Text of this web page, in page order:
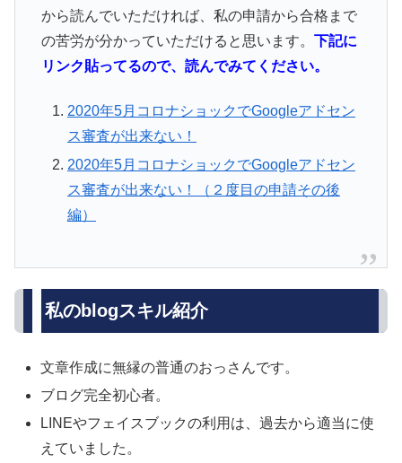
から読んでいただければ、私の申請から合格まで
の苦労が分かっていただけると思います。 下記に
リンク貼ってるので、読んでみてください。
2020年5月コロナショックでGoogleアドセン
ス審査が出来ない！
2020年5月コロナショックでGoogleアドセン
ス審査が出来ない！（２度目の申請その後
編）
私のblogスキル紹介
文章作成に無縁の普通のおっさんです。
ブログ完全初心者。
LINEやフェイスブックの利用は、過去から適当に使
えていました。